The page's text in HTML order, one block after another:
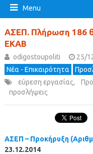
Menu
ΑΣΕΠ. Πλήρωση 186
ΕΚΑΒ
odigostoupoliti
25/
Νέα - Επικαιρότητα
εύρεση εργασίας,
προσλήψεις
ΑΣΕΠ – Προκήρυξη
23.12.2014